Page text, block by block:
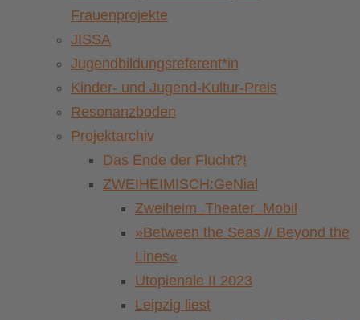
Frauenprojekte
JISSA
Jugendbildungsreferent*in
Kinder- und Jugend-Kultur-Preis
Resonanzboden
Projektarchiv
Das Ende der Flucht?!
ZWEIHEIMISCH:GeNial
Zweiheim_Theater_Mobil
»Between the Seas // Beyond the
Lines«
Utopienale II 2023
Leipzig liest